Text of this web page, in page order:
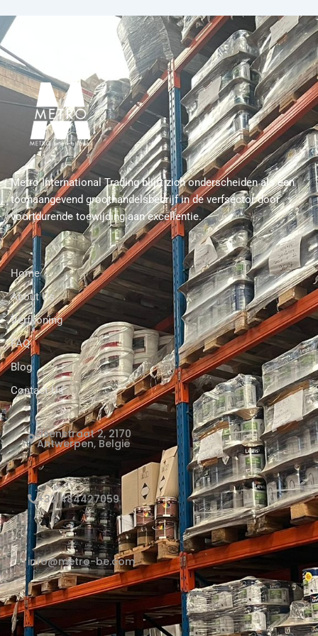
Metro International Trading blijft zich onderscheiden als een
toonaangevend groothandelsbedrijf in de verfsector door
voortdurende toewijding aan excellentie.
Home
About Us
Verfkoning
FAQ
Blog
Contact Us
Elsenstraat 2, 2170
Antwerpen, België
+32 484427059
info@metro-be.com